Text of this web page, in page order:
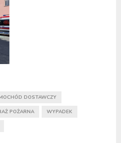
DOSTAWCZY
POŻARNA WYPADEK